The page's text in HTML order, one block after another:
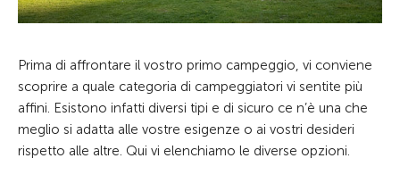
Prima di affrontare il vostro primo campeggio, vi conviene
scoprire a quale categoria di campeggiatori vi sentite più
affini. Esistono infatti diversi tipi e di sicuro ce n’è una che
meglio si adatta alle vostre esigenze o ai vostri desideri
rispetto alle altre. Qui vi elenchiamo le diverse opzioni.